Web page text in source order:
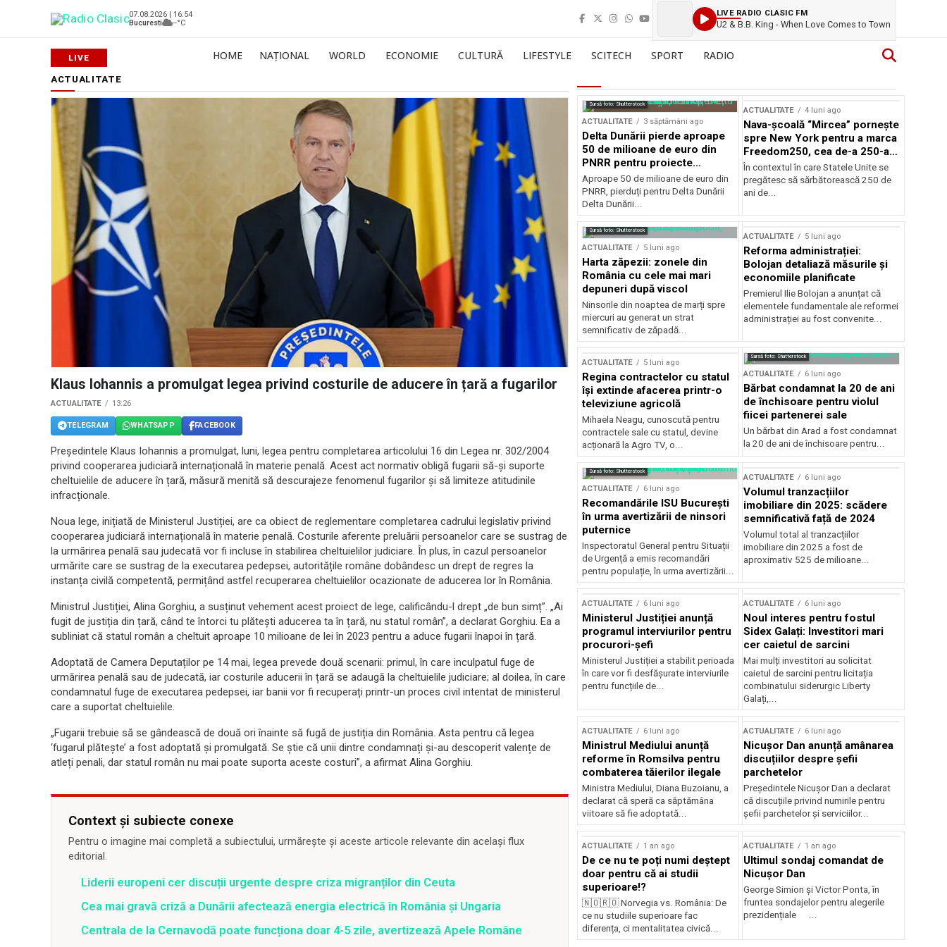
07.08.2026 | 16:54
Bucuresti
--°C
LIVE RADIO CLASIC FM
U2 & B.B. King - When Love Comes to Town
HOME NAȚIONAL WORLD ECONOMIE CULTURĂ LIFESTYLE SCITECH SPORT RADIO
ACTUALITATE
Klaus Iohannis a promulgat legea privind costurile de aducere în țară a fugarilor
ACTUALITATE 13:26
TELEGRAM WHATSAPP FACEBOOK
Președintele Klaus Iohannis a promulgat, luni, legea pentru completarea articolului 16 din Legea nr. 302/2004
privind cooperarea judiciară internațională în materie penală. Acest act normativ obligă fugarii să-și suporte
cheltuielile de aducere în țară, măsură menită să descurajeze fenomenul fugarilor și să limiteze atitudinile
infracționale.
Noua lege, inițiată de Ministerul Justiției, are ca obiect de reglementare completarea cadrului legislativ privind
cooperarea judiciară internațională în materie penală. Costurile aferente preluării persoanelor care se sustrag de
la urmărirea penală sau judecată vor fi incluse în stabilirea cheltuielilor judiciare. În plus, în cazul persoanelor
urmărite care se sustrag de la executarea pedepsei, autoritățile române dobândesc un drept de regres la
instanța civilă competentă, permițând astfel recuperarea cheltuielilor ocazionate de aducerea lor în România.
Ministrul Justiției, Alina Gorghiu, a susținut vehement acest proiect de lege, calificându-l drept „de bun simț”. „Ai
fugit de justiția din țară, când te întorci tu plătești aducerea ta în țară, nu statul român”, a declarat Gorghiu. Ea a
subliniat că statul român a cheltuit aproape 10 milioane de lei în 2023 pentru a aduce fugarii înapoi în țară.
Adoptată de Camera Deputaților pe 14 mai, legea prevede două scenarii: primul, în care inculpatul fuge de
urmărirea penală sau de judecată, iar costurile aducerii în țară se adaugă la cheltuielile judiciare; al doilea, în care
condamnatul fuge de executarea pedepsei, iar banii vor fi recuperați printr-un proces civil intentat de ministerul
care a suportat cheltuielile.
„Fugarii trebuie să se gândească de două ori înainte să fugă de justiția din România. Asta pentru că legea
‘fugarul plătește’ a fost adoptată și promulgată. Se știe că unii dintre condamnați și-au descoperit valențe de
atleți penali, dar statul român nu mai poate suporta aceste costuri”, a afirmat Alina Gorghiu.
Context și subiecte conexe
Pentru o imagine mai completă a subiectului, urmărește și aceste articole relevante din același flux
editorial.
Liderii europeni cer discuții urgente despre criza migranților din Ceuta
Cea mai gravă criză a Dunării afectează energia electrică în România și Ungaria
Centrala de la Cernavodă poate funcționa doar 4-5 zile, avertizează Apele Române
Sursă foto: Shutterstock
ACTUALITATE 3 săptămâni ago
Delta Dunării pierde aproape
50 de milioane de euro din
PNRR pentru proiecte
esențiale
Aproape 50 de milioane de euro din
PNRR, pierduți pentru Delta Dunării
Delta Dunării...
ACTUALITATE 4 luni ago
Nava-școală “Mircea” pornește
spre New York pentru a marca
Freedom250, cea de-a 250-a
aniversare a Statelor Unite
În contextul în care Statele Unite se
pregătesc să sărbătorească 250 de
ani de...
Sursă foto: Shutterstock
ACTUALITATE 5 luni ago
Harta zăpezii: zonele din
România cu cele mai mari
depuneri după viscol
Ninsorile din noaptea de marți spre
miercuri au generat un strat
semnificativ de zăpadă...
ACTUALITATE 5 luni ago
Reforma administrației:
Bolojan detaliază măsurile și
economiile planificate
Premierul Ilie Bolojan a anunțat că
elementele fundamentale ale reformei
administrației au fost convenite...
ACTUALITATE 5 luni ago
Regina contractelor cu statul
își extinde afacerea printr-o
televiziune agricolă
Mihaela Neagu, cunoscută pentru
contractele sale cu statul, devine
acționară la Agro TV, o...
Sursă foto: Shutterstock
ACTUALITATE 6 luni ago
Bărbat condamnat la 20 de ani
de închisoare pentru violul
fiicei partenerei sale
Un bărbat din Arad a fost condamnat
la 20 de ani de închisoare pentru...
Sursă foto: Shutterstock
ACTUALITATE 6 luni ago
Recomandările ISU București
în urma avertizării de ninsori
puternice
Inspectoratul General pentru Situații
de Urgență a emis recomandări
pentru populație, în urma avertizării...
ACTUALITATE 6 luni ago
Volumul tranzacțiilor
imobiliare din 2025: scădere
semnificativă față de 2024
Volumul total al tranzacțiilor
imobiliare din 2025 a fost de
aproximativ 525 de milioane...
ACTUALITATE 6 luni ago
Ministerul Justiției anunță
programul interviurilor pentru
procurori-șefi
Ministerul Justiției a stabilit perioada
în care vor fi desfășurate interviurile
pentru funcțiile de...
ACTUALITATE 6 luni ago
Noul interes pentru fostul
Sidex Galați: Investitori mari
cer caietul de sarcini
Mai mulți investitori au solicitat
caietul de sarcini pentru licitația
combinatului siderurgic Liberty
Galați,...
ACTUALITATE 6 luni ago
Ministrul Mediului anunță
reforme în Romsilva pentru
combaterea tăierilor ilegale
Ministra Mediului, Diana Buzoianu, a
declarat că speră ca săptămâna
viitoare să fie adoptată...
ACTUALITATE 6 luni ago
Nicușor Dan anunță amânarea
discuțiilor despre șefii
parchetelor
Președintele Nicușor Dan a declarat
că discuțiile privind numirile pentru
șefii parchetelor și serviciilor...
ACTUALITATE 1 an ago
De ce nu te poți numi deștept
doar pentru că ai studii
superioare!?
🇳🇴🇷🇴 Norvegia vs. România: De
ce nu studiile superioare fac
diferența, ci mentalitatea civică...
ACTUALITATE 1 an ago
Ultimul sondaj comandat de
Nicușor Dan
George Simion și Victor Ponta, în
fruntea sondajelor pentru alegerile
prezidențiale ...